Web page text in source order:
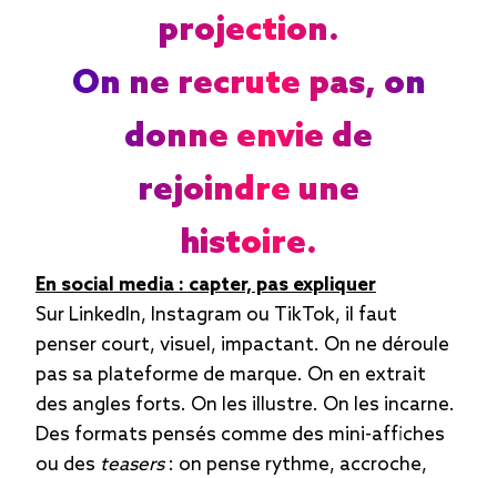
projection.
On ne recrute pas, on
donne envie de
rejoindre une
histoire.
En social media : capter, pas expliquer
Sur LinkedIn, Instagram ou TikTok, il faut
penser court, visuel, impactant. On ne déroule
pas sa plateforme de marque. On en extrait
des angles forts. On les illustre. On les incarne.
Des formats pensés comme des mini-affiches
ou des teasers: on pense rythme, accroche,